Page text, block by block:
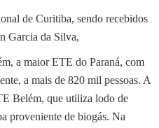
de Curitiba, sendo recebidos
Garcia da Silva,
a maior ETE do Paraná, com
a mais de 820 mil pessoas. A
Belém, que utiliza lodo de
proveniente de biogás. Na